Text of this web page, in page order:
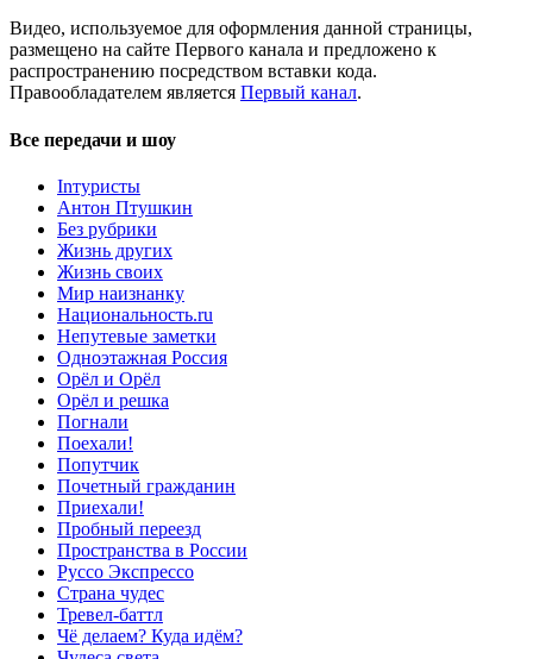
Видео, используемое для оформления данной страницы,
размещено на сайте Первого канала и предложено к
распространению посредством вставки кода.
Правообладателем является Первый канал.
Все передачи и шоу
Inтуристы
Антон Птушкин
Без рубрики
Жизнь других
Жизнь своих
Мир наизнанку
Национальность.ru
Непутевые заметки
Одноэтажная Россия
Орёл и Орёл
Орёл и решка
Погнали
Поехали!
Попутчик
Почетный гражданин
Приехали!
Пробный переезд
Пространства в России
Руссо Экспрессо
Страна чудес
Тревел-баттл
Чё делаем? Куда идём?